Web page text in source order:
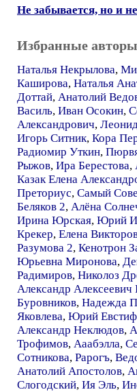
Не забывается, но и
Избранные
Наталья Некрылова,
Каширова, Наталья
Доттай, Анатолий
Василь, Иван Осокин,
Александрович,
Игорь Ситник, Кора
Радиомир Уткин,
Рыжов, Ира Берестова,
Казак Елена
Преториус, Самый
Беляков 2, Алёна
Ирина Юрская, Юрий
Крекер, Елена
Разумова 2, Кенотрон
Юрьевна Миронова,
Радимиров, Николоз
Александр Алексеевич
Буровников, Надежда
Яковлева, Юрий
Александр Неклюдов,
Трофимов, Ааабэлла,
Сотникова, Рарогъ,
Анатолий Апостолов,
Слогодский, Ия Эль,